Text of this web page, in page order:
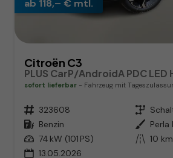
ab 118,– € mtl.
Citroën C3
sofort lieferbar Fahrzeug mit
Fahrzeugnr. 323608 Getriebe
Kraftstoff Benzin Außenfarbe
Leistung 74 kW (101 PS) Kilometerstand 10 km
13.05.2026